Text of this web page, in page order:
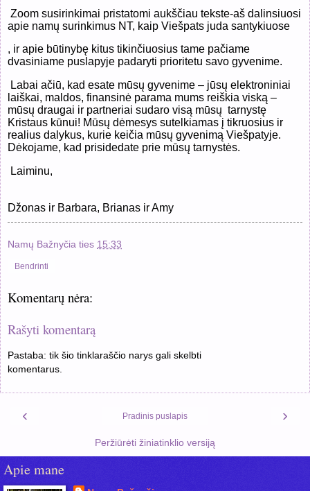
Zoom susirinkimai pristatomi aukščiau tekste-aš dalinsiuosi
apie namų surinkimus NT, kaip Viešpats juda santykiuose
, ir apie būtinybę kitus tikinčiuosius tame pačiame
dvasiniame puslapyje padaryti prioritetu savo gyvenime.
Labai ačiū, kad esate mūsų gyvenime – jūsų elektroniniai
laiškai, maldos, finansinė parama mums reiškia viską –
mūsų draugai ir partneriai sudaro visą mūsų tarnystę
Kristaus kūnui! Mūsų dėmesys sutelkiamas į tikruosius ir
realius dalykus, kurie keičia mūsų gyvenimą Viešpatyje.
Dėkojame, kad prisidedate prie mūsų tarnystės.
Laiminu,
Džonas ir Barbara, Brianas ir Amy
Namų Bažnyčia ties 15:33
Bendrinti
Komentarų nėra:
Rašyti komentarą
Pastaba: tik šio tinklaraščio narys gali skelbti
komentarus.
‹ ›
Pradinis puslapis
Peržiūrėti žiniatinklio versiją
Apie mane